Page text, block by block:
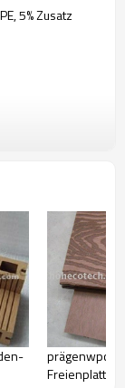
5% Zusatz
prägenwpc im